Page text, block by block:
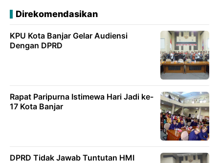
Direkomendasikan
KPU Kota Banjar Gelar Audiensi
Dengan DPRD
Rapat Paripurna Istimewa Hari Jadi ke-
17 Kota Banjar
DPRD Tidak Jawab Tuntutan HMI